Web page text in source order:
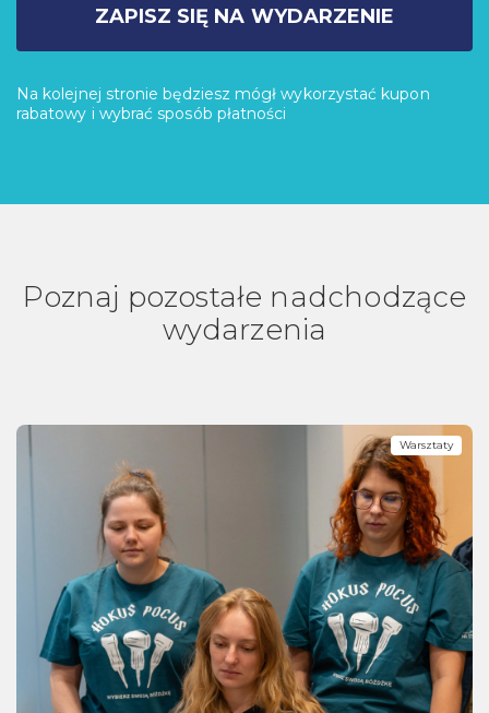
ZAPISZ SIĘ NA WYDARZENIE
Na kolejnej stronie będziesz mógł wykorzystać kupon
rabatowy i wybrać sposób płatności
Poznaj pozostałe nadchodzące
wydarzenia
Warsztaty